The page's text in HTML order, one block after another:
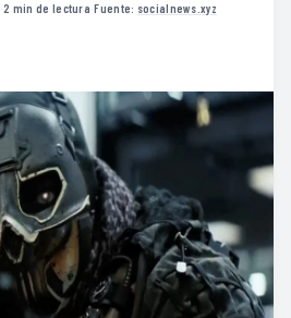
·2 min de lectura·Fuente: socialnews.xyz